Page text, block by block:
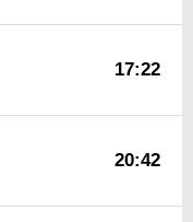
17:22
20:42